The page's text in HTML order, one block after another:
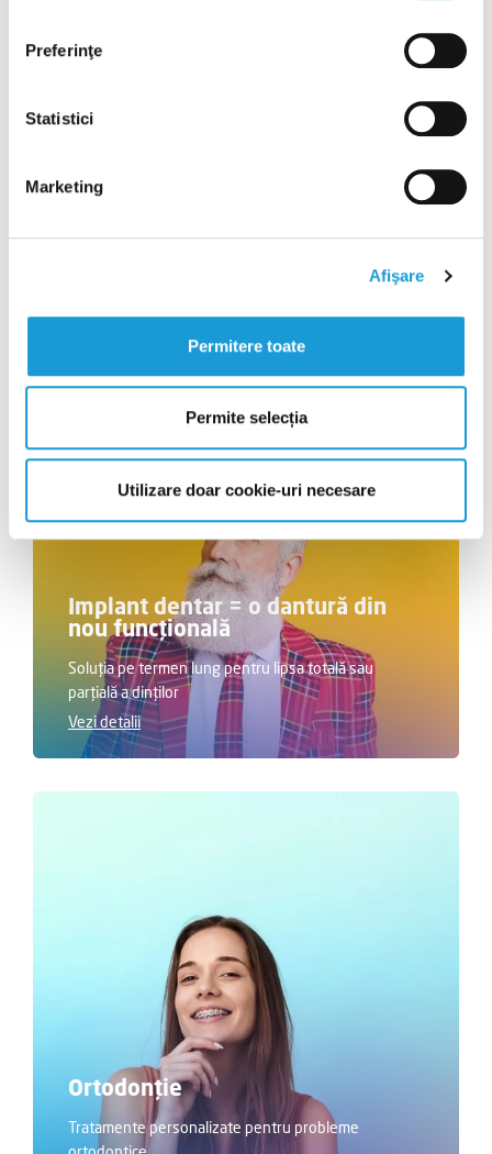
Preferinţe
Statistici
Marketing
Afişare
Permitere toate
Permite selecția
Utilizare doar cookie-uri necesare
Fațete dentare
Soluția fără durere pentru un zâmbet impecabil
Implant dentar = o dantură din
nou funcțională
Soluția pe termen lung pentru lipsa totală sau
parțială a dinților
Vezi detalii
Ortodonție
Tratamente personalizate pentru probleme